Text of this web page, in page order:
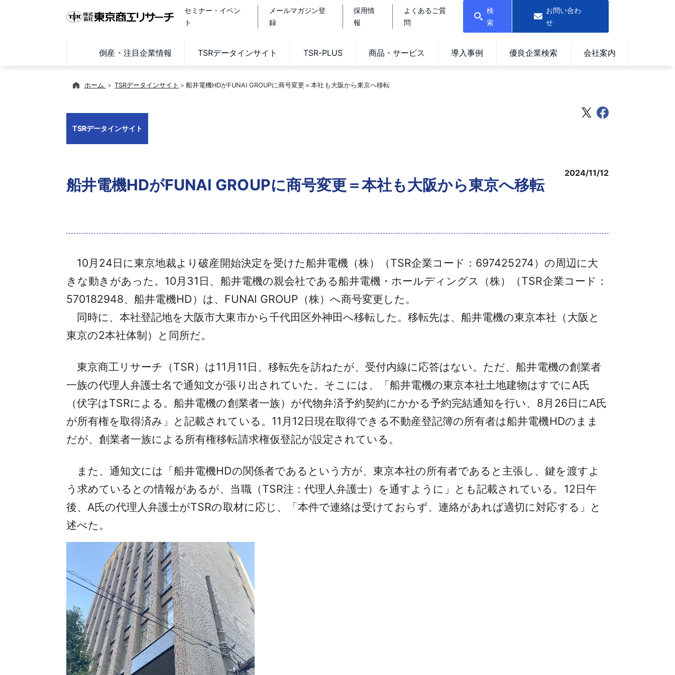
セミナー・イベン
ト
メールマガジン登
録
採用情
報
よくあるご質
問
検
索
お問い合わ
せ
倒産・注目企業情報 TSRデータインサイト TSR-PLUS 商品・サービス 導入事例 優良企業検索 会社案内
ホーム TSRデータインサイト 船井電機HDがFUNAI GROUPに商号変更＝本社も大阪から東京へ移転
TSRデータインサイト
船井電機HDがFUNAI GROUPに商号変更＝本社も大阪から東京へ移転
2024/11/12
10月24日に東京地裁より破産開始決定を受けた船井電機（株）（TSR企業コード：697425274）の周辺に大
きな動きがあった。10月31日、船井電機の親会社である船井電機・ホールディングス（株）（TSR企業コード：
570182948、船井電機HD）は、FUNAI GROUP（株）へ商号変更した。
同時に、本社登記地を大阪市大東市から千代田区外神田へ移転した。移転先は、船井電機の東京本社（大阪と
東京の2本社体制）と同所だ。
東京商工リサーチ（TSR）は11月11日、移転先を訪ねたが、受付内線に応答はない。ただ、船井電機の創業者
一族の代理人弁護士名で通知文が張り出されていた。そこには、「船井電機の東京本社土地建物はすでにA氏
（伏字はTSRによる。船井電機の創業者一族）が代物弁済予約契約にかかる予約完結通知を行い、8月26日にA氏
が所有権を取得済み」と記載されている。11月12日現在取得できる不動産登記簿の所有者は船井電機HDのまま
だが、創業者一族による所有権移転請求権仮登記が設定されている。
また、通知文には「船井電機HDの関係者であるという方が、東京本社の所有者であると主張し、鍵を渡すよ
う求めているとの情報があるが、当職（TSR注：代理人弁護士）を通すように」とも記載されている。12日午
後、A氏の代理人弁護士がTSRの取材に応じ、「本件で連絡は受けておらず、連絡があれば適切に対応する」と
述べた。